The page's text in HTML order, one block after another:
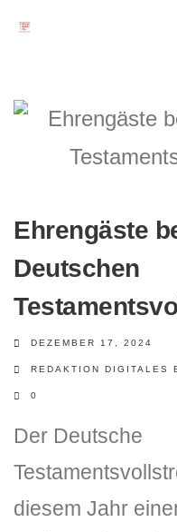
Das digitale Testament
Internetsuche
Wie regeln Sie ihren digitalen
Ehrengäste
Deutschen
DEZEMBER 17, 2024
REDAKTION DIGITALES
0
Der Deutsche
diesem Jahr